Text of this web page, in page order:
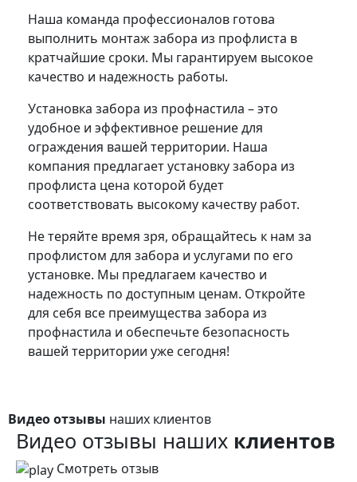
Наша команда профессионалов готова
выполнить монтаж забора из профлиста в
кратчайшие сроки. Мы гарантируем высокое
качество и надежность работы.
Установка забора из профнастила – это
удобное и эффективное решение для
ограждения вашей территории. Наша
компания предлагает установку забора из
профлиста цена которой будет
соответствовать высокому качеству работ.
Не теряйте время зря, обращайтесь к нам за
профлистом для забора и услугами по его
установке. Мы предлагаем качество и
надежность по доступным ценам. Откройте
для себя все преимущества забора из
профнастила и обеспечьте безопасность
вашей территории уже сегодня!
Видео отзывы наших клиентов
Видео отзывы наших клиентов
Смотреть отзыв